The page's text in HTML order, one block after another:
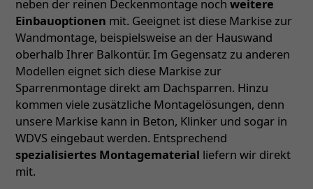
neben der reinen Deckenmontage noch weitere
Einbauoptionen mit. Geeignet ist diese Markise zur
Wandmontage, beispielsweise an der Hauswand
oberhalb Ihrer Balkontür. Im Gegensatz zu anderen
Modellen eignet sich diese Markise zur
Sparrenmontage direkt am Dachsparren. Hinzu
kommen viele zusätzliche Montagelösungen, denn
unsere Markise kann in Beton, Klinker und sogar in
WDVS eingebaut werden. Entsprechend
spezialisiertes Montagematerial liefern wir direkt
mit.